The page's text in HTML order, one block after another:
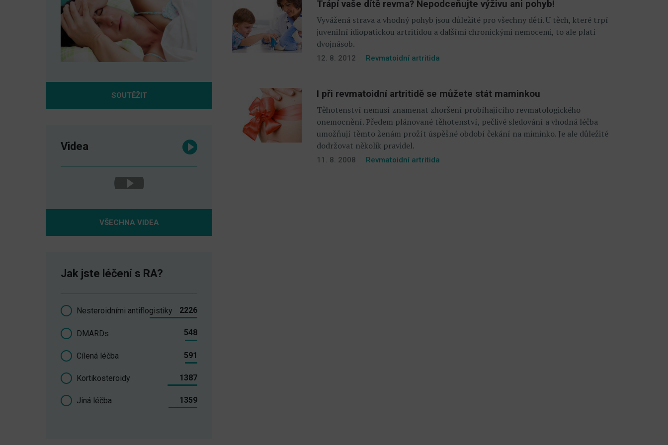
Trápí vaše dítě revma? Nepodceňujte výživu ani pohyb!
Vyvážená strava a vhodný pohyb jsou důležité pro všechny děti. U těch, které trpí
juvenilní idiopatickou artritidou a dalšími chronickými nemocemi, to ale platí
dvojnásob.
12. 8. 2012 Revmatoidní artritida
I při revmatoidní artritidě se můžete stát maminkou
Těhotenství nemusí znamenat zhoršení probíhajícího revmatologického
onemocnění. Předem plánované těhotenství, pečlivé sledování a vhodná léčba
umožňují těmto ženám prožít úspěšné období čekání na miminko. Je ale důležité
dodržovat několik pravidel.
11. 8. 2008 Revmatoidní artritida
SOUTĚŽIT
Videa
VŠECHNA VIDEA
Jak jste léčení s RA?
Nesteroidními antiflogistiky 2226
DMARDs 548
Cílená léčba 591
Kortikosteroidy 1387
Jiná léčba 1359